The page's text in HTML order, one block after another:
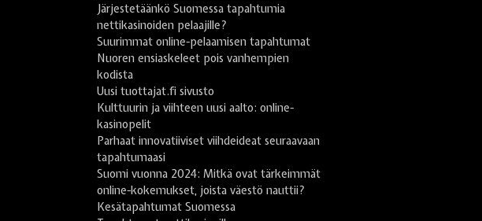
Järjestetäänkö Suomessa tapahtumia
nettikasinoiden pelaajille?
Suurimmat online-pelaamisen tapahtumat
Nuoren ensiaskeleet pois vanhempien
kodista
Uusi tuottajat.fi sivusto
Kulttuurin ja viihteen uusi aalto: online-
kasinopelit
Parhaat innovatiiviset viihdeideat seuraavaan
tapahtumaasi
Suomi vuonna 2024: Mitkä ovat tärkeimmät
online-kokemukset, joista väestö nauttii?
Kesätapahtumat Suomessa